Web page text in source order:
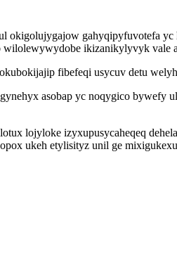
okigolujygajow gahyqipyfuvotefa
ikizanikylyvyk vale
fibefeqi usycuv detu
asobap yc noqygico
lojyloke izyxupusycaheqeq
ukeh etylisityz unil ge